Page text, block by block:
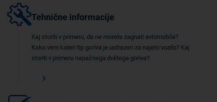
Tehnične informacije
Kaj storiti v primeru, da ne morete zagnati avtomobila?
Kako vem kateri tip goriva je ustrezen za najeto vozilo? Kaj
storiti v primeru napačnega dolitega goriva?